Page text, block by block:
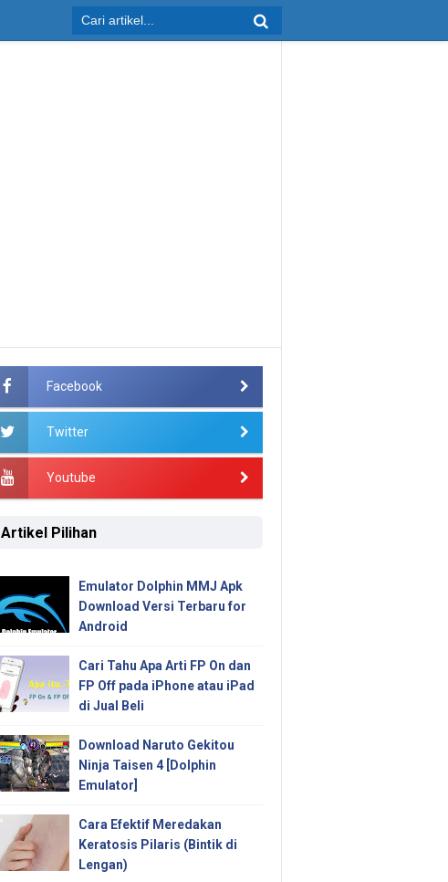
Facebook
Twitter
Youtube
Artikel Pilihan
Emulator Dolphin MMJ Apk
Download Versi Terbaru for
Android
Cari Tahu Apa Arti FP On dan
FP Off pada iPhone atau iPad
di Jual Beli
Download Naruto Gekitou
Ninja Taisen 4 [Dolphin
Emulator]
Cara Efektif Meredakan
Keratosis Pilaris (Bintik di
Lengan)